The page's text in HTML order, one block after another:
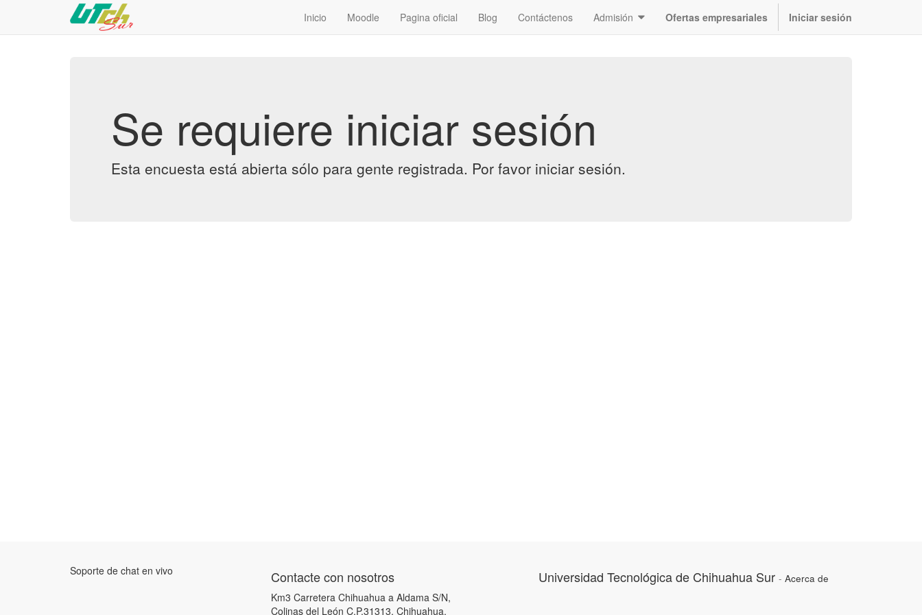
Inicio Moodle Pagina oficial Blog Contáctenos Admisión Ofertas empresariales Iniciar sesión
Se requiere iniciar sesión
Esta encuesta está abierta sólo para gente registrada. Por favor iniciar sesión.
Soporte de chat en vivo Contacte con nosotros
Km3 Carretera Chihuahua a Aldama S/N,
Colinas del León C.P.31313, Chihuahua,
Universidad Tecnológica de Chihuahua Sur - Acerca de